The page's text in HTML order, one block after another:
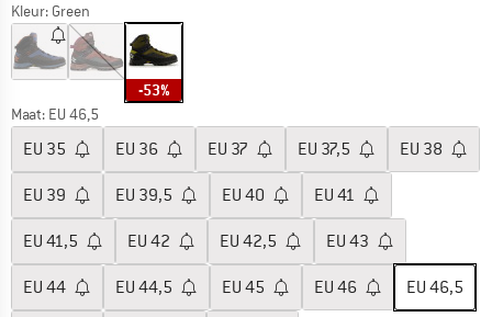
Kleur: Green
-53%
Maat: EU46,5
EU 35 EU 36 EU 37 EU 37,5 EU 38
EU 39 EU 39,5 EU 40 EU 41
EU 41,5 EU 42 EU 42,5 EU 43
EU 44 EU 44,5 EU 45 EU 46 EU 46,5